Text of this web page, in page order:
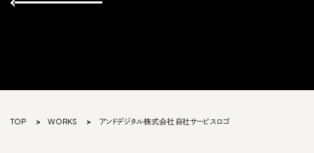
TOP WORKS アンドデジタル株式会社 自社サービスロゴ